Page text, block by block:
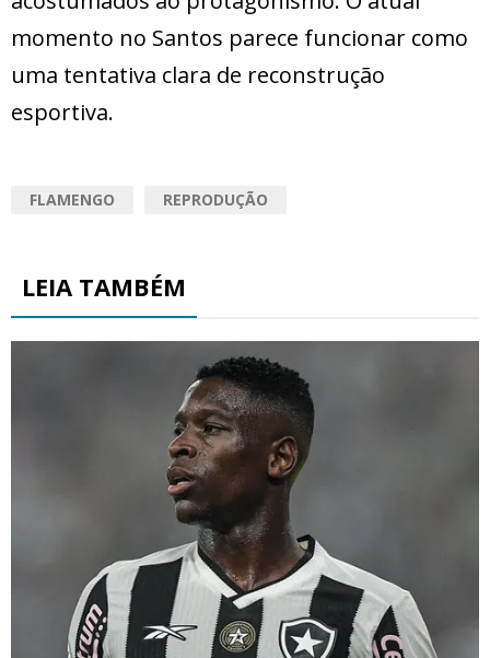
momento no Santos parece funcionar como
uma tentativa clara de reconstrução
esportiva.
FLAMENGO REPRODUÇÃO
LEIA TAMBÉM